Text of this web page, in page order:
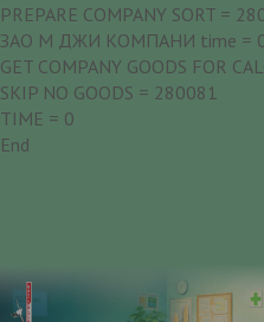
PREPARE COMPANY SORT
ЗАО М ДЖИ КОМПАНИ time =
GET COMPANY GOODS FOR
SKIP NO GOODS = 280081
TIME = 0
End